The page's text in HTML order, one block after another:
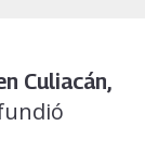
Culiacán,